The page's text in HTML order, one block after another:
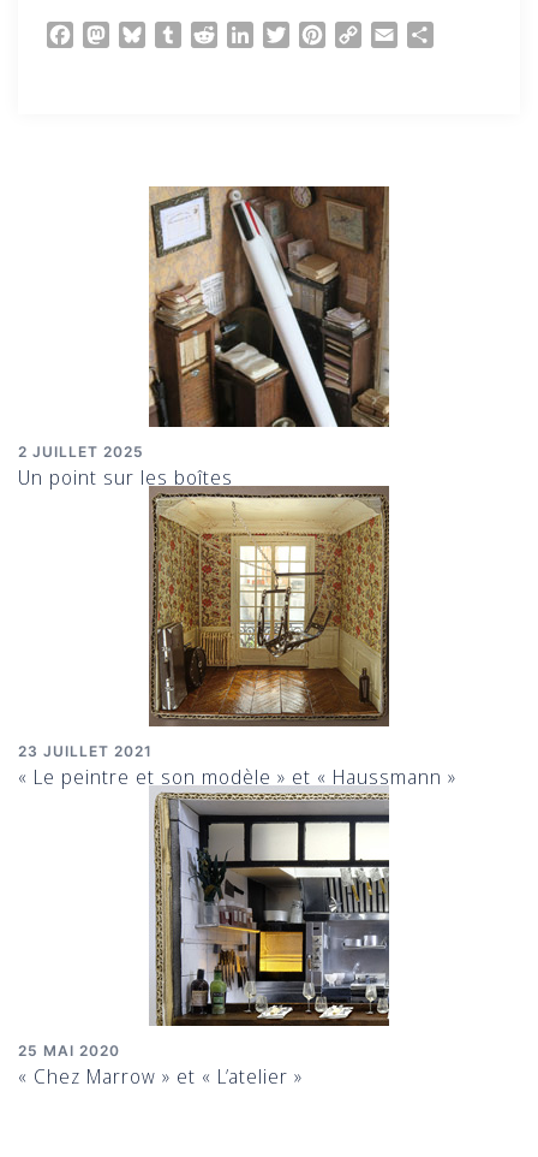
Facebook
Mastodon
BlueskyTumblrRedditLinkedInTwitterPinterest
CopyEmail
2 JUILLET 2025
Un point sur les boîtes
23 JUILLET 2021
« Le peintre et son modèle » et « Haussmann »
25 MAI 2020
« Chez Marrow » et « L’atelier »